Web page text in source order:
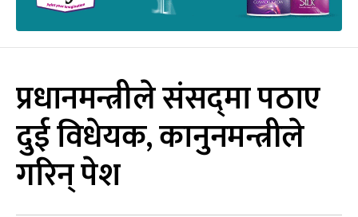
प्रधानमन्त्रीले संसद्‌मा पठाए
दुई विधेयक, कानुनमन्त्रीले
गरिन् पेश